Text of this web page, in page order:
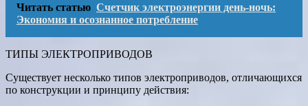
Читать статью Счетчик электроэнергии день-ночь:
Экономия и осознанное потребление
ТИПЫ ЭЛЕКТРОПРИВОДОВ
Существует несколько типов электроприводов, отличающихся
по конструкции и принципу действия: